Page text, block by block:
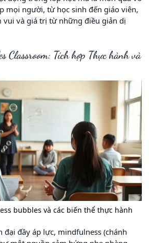
mọi người, từ học sinh đến giáo viên,
vui và giá trị từ những điều giản dị
Classroom: Tích hợp Thực hành và
bubbles và các biến thể thực hành
đại đầy áp lực, mindfulness (chánh